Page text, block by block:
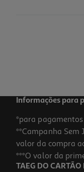
Informações para
*para
**Campanha Sem
valor da compra
***O valor da
TAEG DO CARTÃO